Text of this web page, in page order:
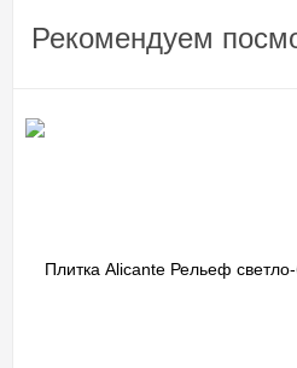
Рекомендуем